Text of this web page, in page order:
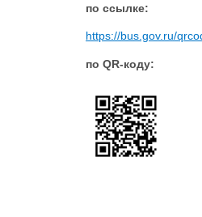
по ссылке:
https://bus.gov.ru/
по QR-коду: